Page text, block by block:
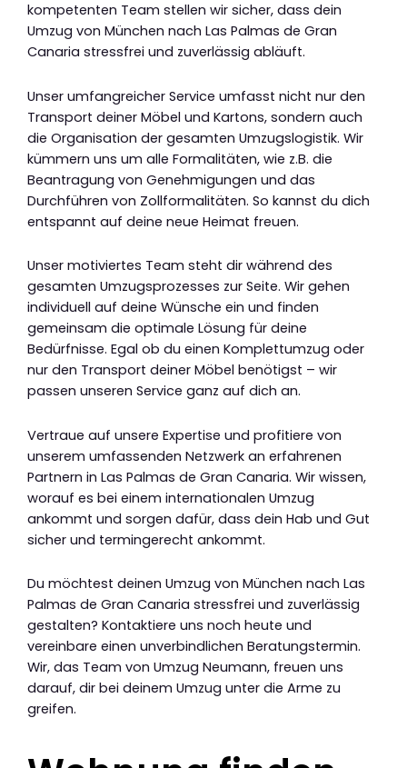
kompetenten Team stellen wir sicher, dass dein
Umzug von München nach Las Palmas de Gran
Canaria stressfrei und zuverlässig abläuft.
Unser umfangreicher Service umfasst nicht nur den
Transport deiner Möbel und Kartons, sondern auch
die Organisation der gesamten Umzugslogistik. Wir
kümmern uns um alle Formalitäten, wie z.B. die
Beantragung von Genehmigungen und das
Durchführen von Zollformalitäten. So kannst du dich
entspannt auf deine neue Heimat freuen.
Unser motiviertes Team steht dir während des
gesamten Umzugsprozesses zur Seite. Wir gehen
individuell auf deine Wünsche ein und finden
gemeinsam die optimale Lösung für deine
Bedürfnisse. Egal ob du einen Komplettumzug oder
nur den Transport deiner Möbel benötigst – wir
passen unseren Service ganz auf dich an.
Vertraue auf unsere Expertise und profitiere von
unserem umfassenden Netzwerk an erfahrenen
Partnern in Las Palmas de Gran Canaria. Wir wissen,
worauf es bei einem internationalen Umzug
ankommt und sorgen dafür, dass dein Hab und Gut
sicher und termingerecht ankommt.
Du möchtest deinen Umzug von München nach Las
Palmas de Gran Canaria stressfrei und zuverlässig
gestalten? Kontaktiere uns noch heute und
vereinbare einen unverbindlichen Beratungstermin.
Wir, das Team von Umzug Neumann, freuen uns
darauf, dir bei deinem Umzug unter die Arme zu
greifen.